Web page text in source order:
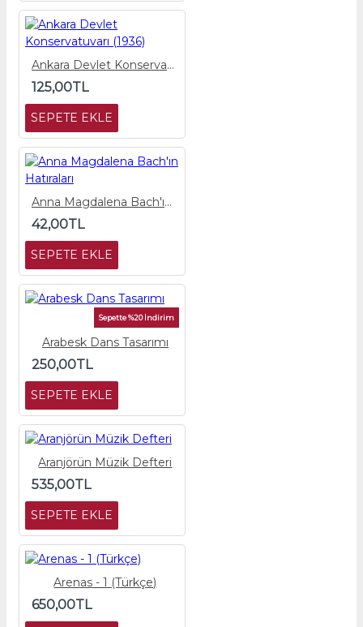
Ankara Devlet Konservatuvarı (1936)
125,00TL
SEPETE EKLE
Anna Magdalena Bach'ın Hatıraları
42,00TL
SEPETE EKLE
Sepette %20 İndirim
Arabesk Dans Tasarımı
250,00TL
SEPETE EKLE
Aranjörün Müzik Defteri
535,00TL
SEPETE EKLE
Arenas - 1 (Türkçe)
650,00TL